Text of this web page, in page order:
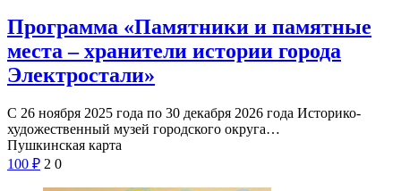
Программа «Памятники и памятные
места – хранители истории города
Электростали»
С 26 ноября 2025 года по 30 декабря 2026 года Историко-
художественный музей городского округа…
Пушкинская карта
100 ₽ 2 0